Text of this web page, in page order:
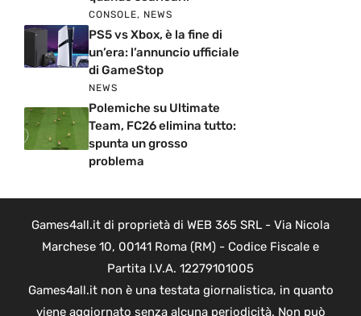
CONSOLE, NEWS
PS5 vs Xbox, è la fine di
un’era: l’annuncio ufficiale
di GameStop
NEWS
Polemiche su Ultimate
Team, FC26 elimina tutto:
spunta un grosso
problema
Games4all.it di proprietà di WEB 365 SRL - Via Nicola
Marchese 10, 00141 Roma (RM) - Codice Fiscale e
Partita I.V.A. 12279101005
Games4all.it non è una testata giornalistica, in quanto
viene aggiornato senza alcuna periodicità. Non può